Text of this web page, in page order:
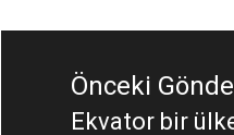
Yazı
gezinmesi
Önceki
Önceki
Ekvator bir